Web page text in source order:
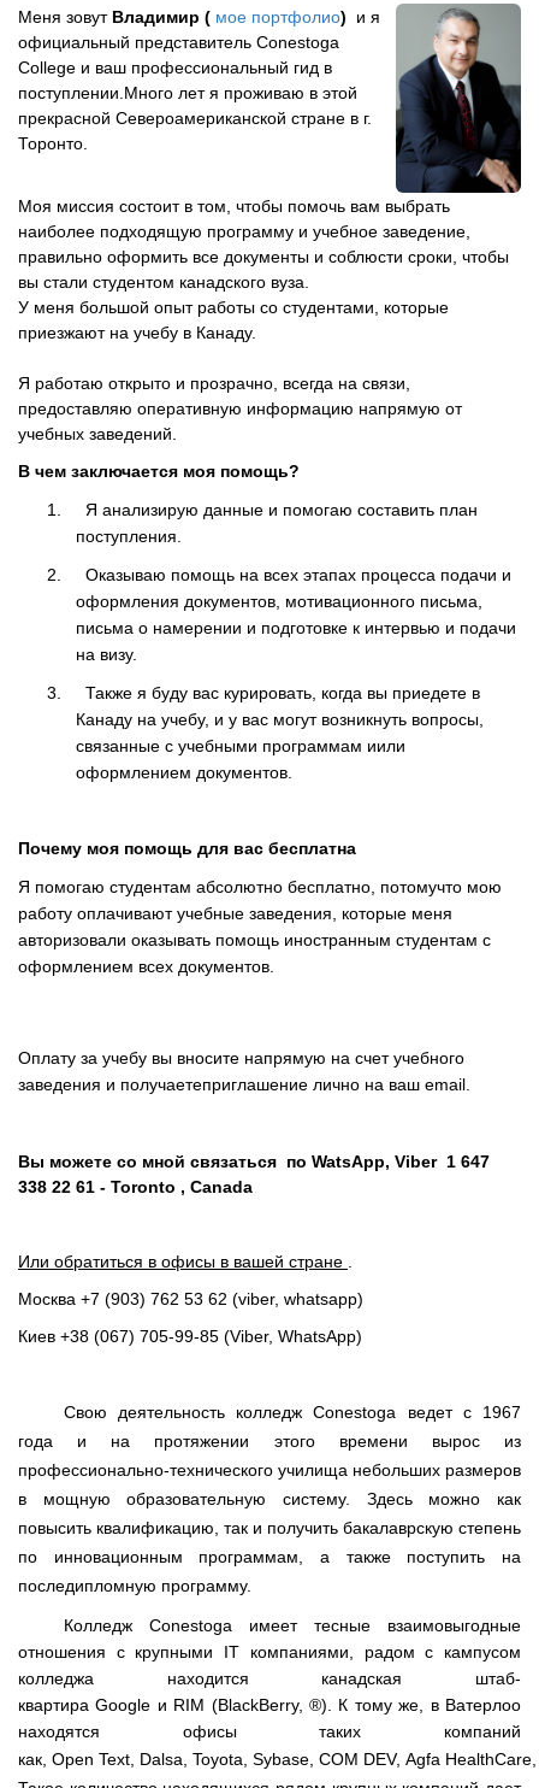
Меня зовут Владимир ( мое портфолио)
и я
официальный представитель Conestoga
College и ваш профессиональный гид в
поступлении.Много лет я проживаю в этой
прекрасной Cевероамериканской стране в г.
Торонто.
Моя миссия состоит в том, чтобы помочь вам выбрать
наиболее подходящую программу и учебное заведение,
правильно оформить все документы и соблюсти сроки, чтобы
вы стали студентом канадского вуза.
У меня большой опыт работы со студентами, которые
приезжают на учебу в Канаду.
Я работаю открыто и прозрачно, всегда на связи,
предоставляю оперативную информацию напрямую от
учебных заведений.
В чем заключается моя помощь?
1.
Я анализирую данные и помогаю составить план
поступления.
2.
Оказываю помощь на всех этапах процесса подачи и
оформления документов, мотивационного письма,
письма о намерении и подготовке к интервью и подачи
на визу.
3.
Также я буду вас курировать, когда вы приедете в
Канаду на учебу, и у вас могут возникнуть вопросы,
связанные с учебными программам иили
оформлением документов.
Почему моя помощь для вас бесплатна
Я помогаю студентам абсолютно бесплатно, потомучто мою
работу оплачивают учебные заведения, которые меня
авторизовали оказывать помощь иностранным студентам с
оформлением всех документов.
Оплату за учебу вы вносите напрямую на счет учебного
заведения и получаетеприглашение лично на ваш email
Вы можете со мной связаться по WatsApp, Viber 1 647
338 22 61 - Toronto , Canada
Или обратиться в офисы в вашей стране
Москва +7 (903) 762 53 62 (viber, whatsapp)
Киев +38 (067) 705-99-85 (Viber, WhatsApp)
Свою деятельность колледжConestoga
ведет с 1967
года и на протяжении этого времени вырос из
профессионально-технического училища небольших размеров
в мощную образовательную систему. Здесь можно как
повысить квалификацию, так и получить бакалаврскую степень
по инновационным программам, а также поступить на
последипломную программу.
Колледж Conestoga
имеет тесные взаимовыгодные
отношения с крупными IT
компаниями, радом с кампусом
колледжа находится канадская штаб-
квартираGoogle и RIM (BlackBerry, ®). К тому же, в Ватерлоо
находятся офисы таких компаний
как, Open Text Dalsa Toyota Sybase COM DEV, Agfa HealthCare